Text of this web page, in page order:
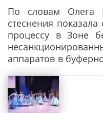
По словам Олега
стеснения
процессу в Зоне
аппаратов в